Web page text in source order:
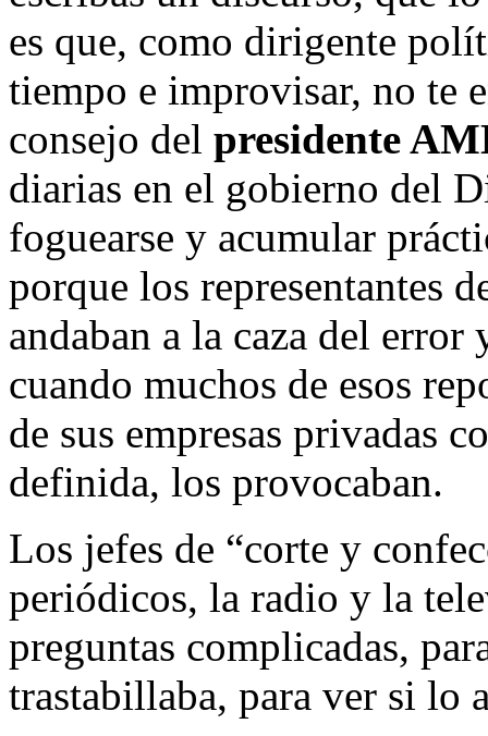
es que, como dirigente
tiempo e improvisar, no te
consejo del presidente
diarias en el gobierno del
foguearse y acumular
porque los representantes
andaban a la caza del
cuando muchos de esos
de sus empresas privadas
definida, los provocaban.
Los jefes de “corte y
periódicos, la radio y la
preguntas complicadas,
trastabillaba, para ver si lo